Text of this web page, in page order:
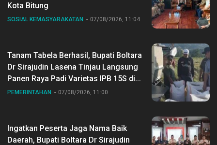
Kota Bitung
SOSIAL KEMASYARAKATAN 07/08/2026, 11:04
Tanam Tabela Berhasil, Bupati Boltara
Dr Sirajudin Lasena Tinjau Langsung
Panen Raya Padi Varietas IPB 15S di
Desa Gihang
PEMERINTAHAN 07/08/2026, 11:00
Ingatkan Peserta Jaga Nama Baik
Daerah, Bupati Boltara Dr Sirajudin